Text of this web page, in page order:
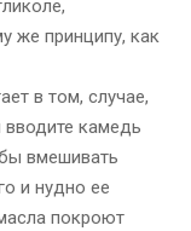
же принципу, как
в том, случае,
камедь
вмешивать
и нудно ее
покроют